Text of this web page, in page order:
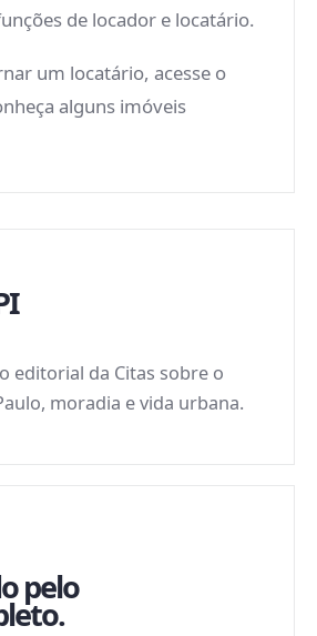
de locador e locatário.
um locatário, acesse o
alguns imóveis
editorial da Citas sobre o
moradia e vida urbana.
pelo